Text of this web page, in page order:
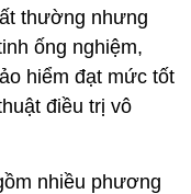
thường nhưng
ống nghiệm,
hiểm đạt mức tốt
điều trị vô
nhiều phương